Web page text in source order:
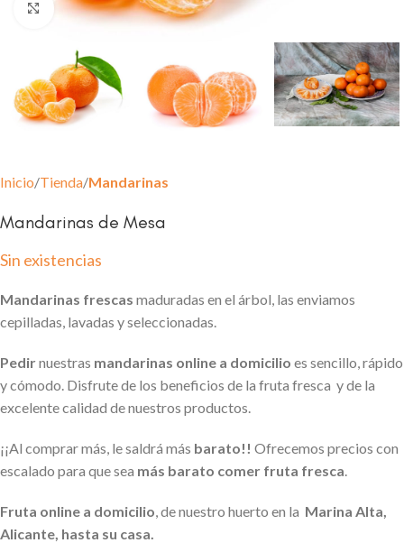
Clic para ampliar
Inicio Tienda Mandarinas
Mandarinas de Mesa
Sin existencias
Mandarinas frescas maduradas en el árbol, las enviamos
cepilladas, lavadas y seleccionadas.
Pedirnuestras mandarinas online a domicilio es sencillo, rápido
y cómodo. Disfrute de los beneficios de la fruta fresca y de la
excelente calidad de nuestros productos.
¡¡Al comprar más, le saldrá más barato!! Ofrecemos precios con
escalado para que sea más barato comer fruta fresca.
Fruta online a domicilio, de nuestro huerto en la Marina Alta,
Alicante, hasta su casa.